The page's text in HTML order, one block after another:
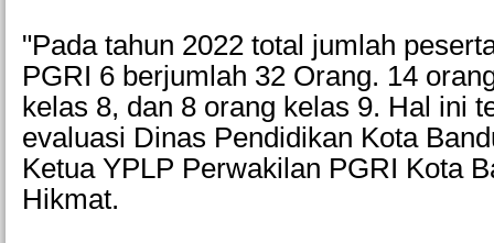
"Pada tahun 2022 total jumlah
PGRI 6 berjumlah 32 Orang. 14
kelas 8, dan 8 orang kelas 9. Hal ini
evaluasi Dinas Pendidikan Kota
Ketua YPLP Perwakilan PGRI Kota
Hikmat.